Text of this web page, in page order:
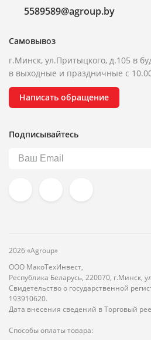
5589589@agroup.by
Самовывоз
г.Минск, ул.Притыцкого, д.105 в
в выходные и праздничные с
Написать обращение
Подписывайтесь
2026 «Agroup»
ООО МакоТехИнвест,
Республика Беларусь, 220070, г.Минск,
Свидетельство о государственной
193910620.
Дата внесения сведений в Торговый
Способы оплаты товара: